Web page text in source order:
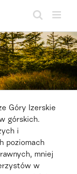
Góry Izerskie
górskich.
i
poziomach
mniej
w